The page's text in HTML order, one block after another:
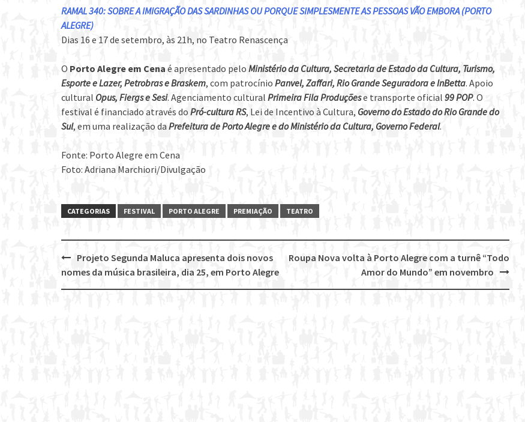
RAMAL 340: SOBRE A IMIGRAÇÃO DAS SARDINHAS OU PORQUE SIMPLESMENTE AS PESSOAS VÃO EMBORA (PORTO
ALEGRE)
Dias 16 e 17 de setembro, às 21h, no Teatro Renascença
O Porto Alegre em Cena é apresentado pelo Ministério da Cultura, Secretaria de Estado da Cultura, Turismo,
Esporte e Lazer, Petrobras e Braskem, com patrocínio Panvel, Zaffari, Rio Grande Seguradora e InBetta. Apoio
cultural Opus, Fiergs e Sesi. Agenciamento cultural Primeira Fila Produçõese transporte oficial 99 POP. O
festival é financiado através do Pró-cultura RS, Lei de Incentivo à Cultura, Governo do Estado do Rio Grande do
Sul, em uma realização daPrefeitura de Porto Alegre e do Ministério da Cultura, Governo Federal.
Fonte: Porto Alegre em Cena
Foto: Adriana Marchiori/Divulgação
CATEGORIAS FESTIVAL PORTO ALEGRE PREMIAÇÃO TEATRO
Post
navigation
Roupa Nova volta à Porto Alegre com a turnê “Todo
Amor do Mundo” em novembro
Projeto Segunda Maluca apresenta dois novos
nomes da música brasileira, dia 25, em Porto Alegre